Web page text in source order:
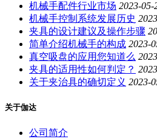
机械手配件行业市场 2023-05-
机械手控制系统发展历史
夹具的设计建议及操作步骤
简单介绍机械手的构成 2023-
真空吸盘的应用您知道么
夹具的适用性如何判定？
关于夹治具的确切定义 2023-
关于伽达
公司简介